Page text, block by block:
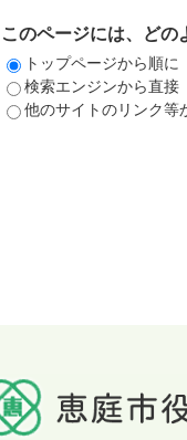
このページには、ど
トップページから順に
検索エンジンから直接
他のサイトのリンク等